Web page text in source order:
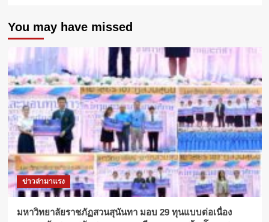
You may have missed
ข่าวล่ามาแรง
มหาวิทยาลัยราชภัฏสวนสุนันทา มอบ 29 ทุนแบบต่อเนื่อง